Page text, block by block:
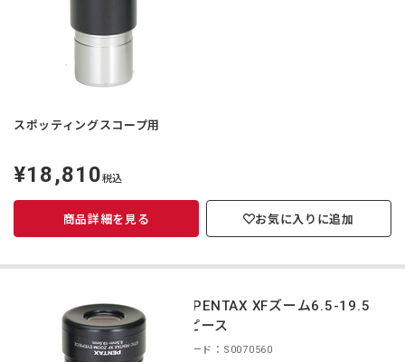
スポッティングスコープ用
定
価
¥18,810税込
商品詳細を見る お気に入りに追加
smc PENTAX XFズーム6.5-19.5
アイピース
商品コード：S0070560